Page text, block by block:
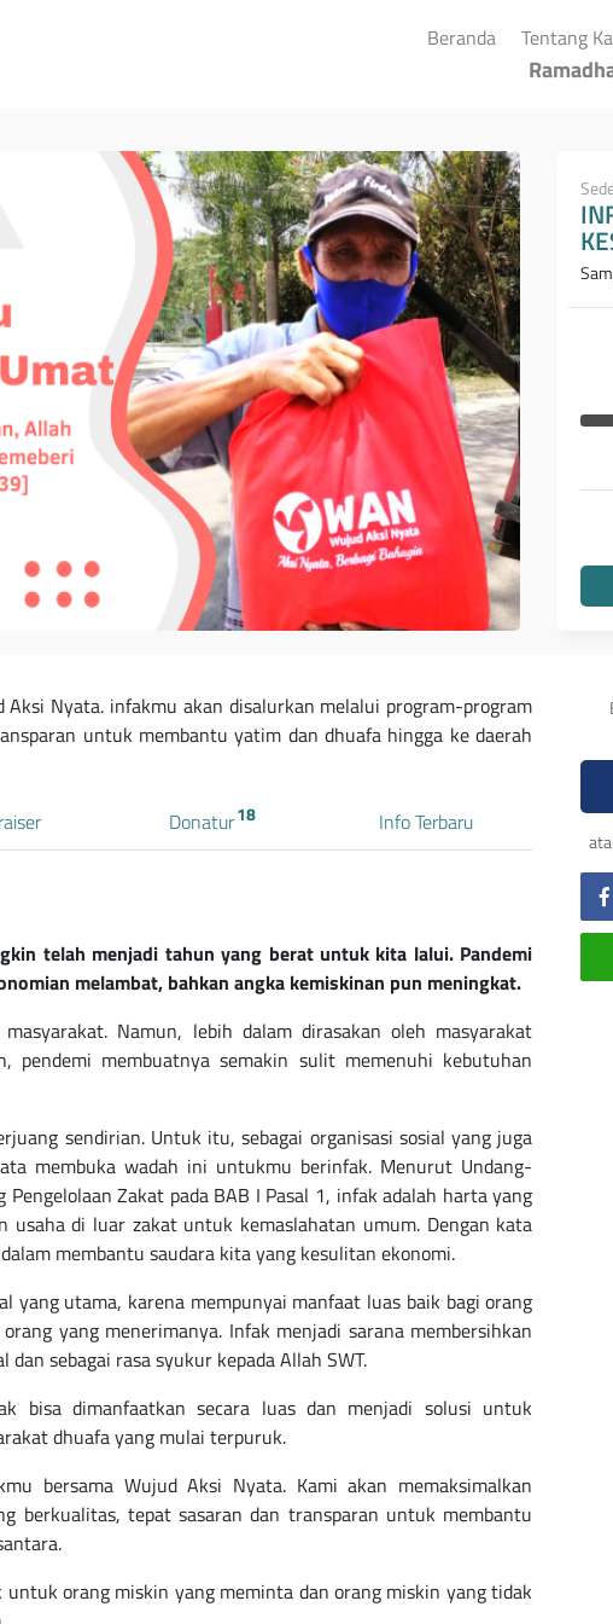
Beranda(current)
Tentang
Nyata. infakmu akan disalurkan melalui program-program
untuk membantu yatim dan dhuafa hingga ke daerah
Donatur18 Info Terbaru
telah menjadi tahun yang berat untuk kita lalui. Pandemi
melambat, bahkan angka kemiskinan pun meningkat.
Namun, lebih dalam dirasakan oleh masyarakat
pendemi membuatnya semakin sulit memenuhi kebutuhan
sendirian. Untuk itu, sebagai organisasi sosial yang juga
membuka wadah ini untukmu berinfak. Menurut Undang-
Zakat pada BAB I Pasal 1, infak adalah harta yang
usaha di luar zakat untuk kemaslahatan umum. Dengan kata
membantu saudara kita yang kesulitan ekonomi.
yang utama, karena mempunyai manfaat luas baik bagi orang
yang menerimanya. Infak menjadi sarana membersihkan
sebagai rasa syukur kepada Allah SWT.
bisa dimanfaatkan secara luas dan menjadi solusi untuk
dhuafa yang mulai terpuruk.
bersama Wujud Aksi Nyata. Kami akan memaksimalkan
berkualitas, tepat sasaran dan transparan untuk membantu
untuk orang miskin yang meminta dan orang miskin yang tidak